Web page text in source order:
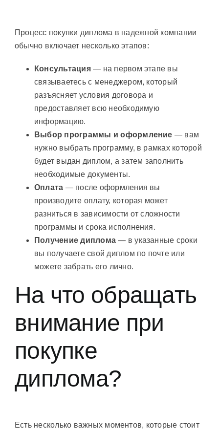
Процесс покупки диплома в надежной компании
обычно включает несколько этапов:
Консультация— на первом этапе вы
связываетесь с менеджером, который
разъясняет условия договора и
предоставляет всю необходимую
информацию.
Выбор программы и оформление — вам
нужно выбрать программу, в рамках которой
будет выдан диплом, а затем заполнить
необходимые документы.
Оплата — после оформления вы
производите оплату, которая может
разниться в зависимости от сложности
программы и срока исполнения.
Получение диплома — в указанные сроки
вы получаете свой диплом по почте или
можете забрать его лично.
На что обращать
внимание при
покупке
диплома?
Есть несколько важных моментов, которые стоит